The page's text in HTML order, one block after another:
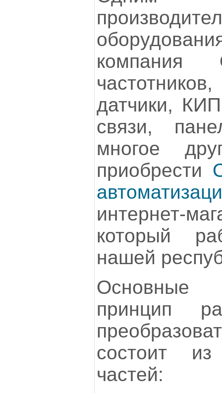
датчики,
связи,
многое
приобрести
интернет-
который
нашей
Основные
принцип
состоит
частей: